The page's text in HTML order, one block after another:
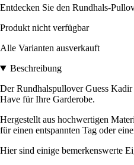
Entdecken Sie den Rundhals-
Produkt nicht verfügbar
Alle Varianten ausverkauft
Beschreibung
Der Rundhalspullover Guess
Have für Ihre Garderobe.
Hergestellt aus hochwertigen
für einen entspannten Tag oder
Hier sind einige bemerkenswerte